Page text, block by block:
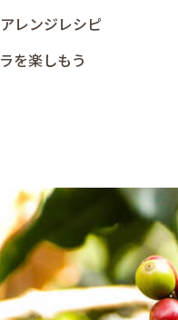
レンジレシピ
を楽しもう